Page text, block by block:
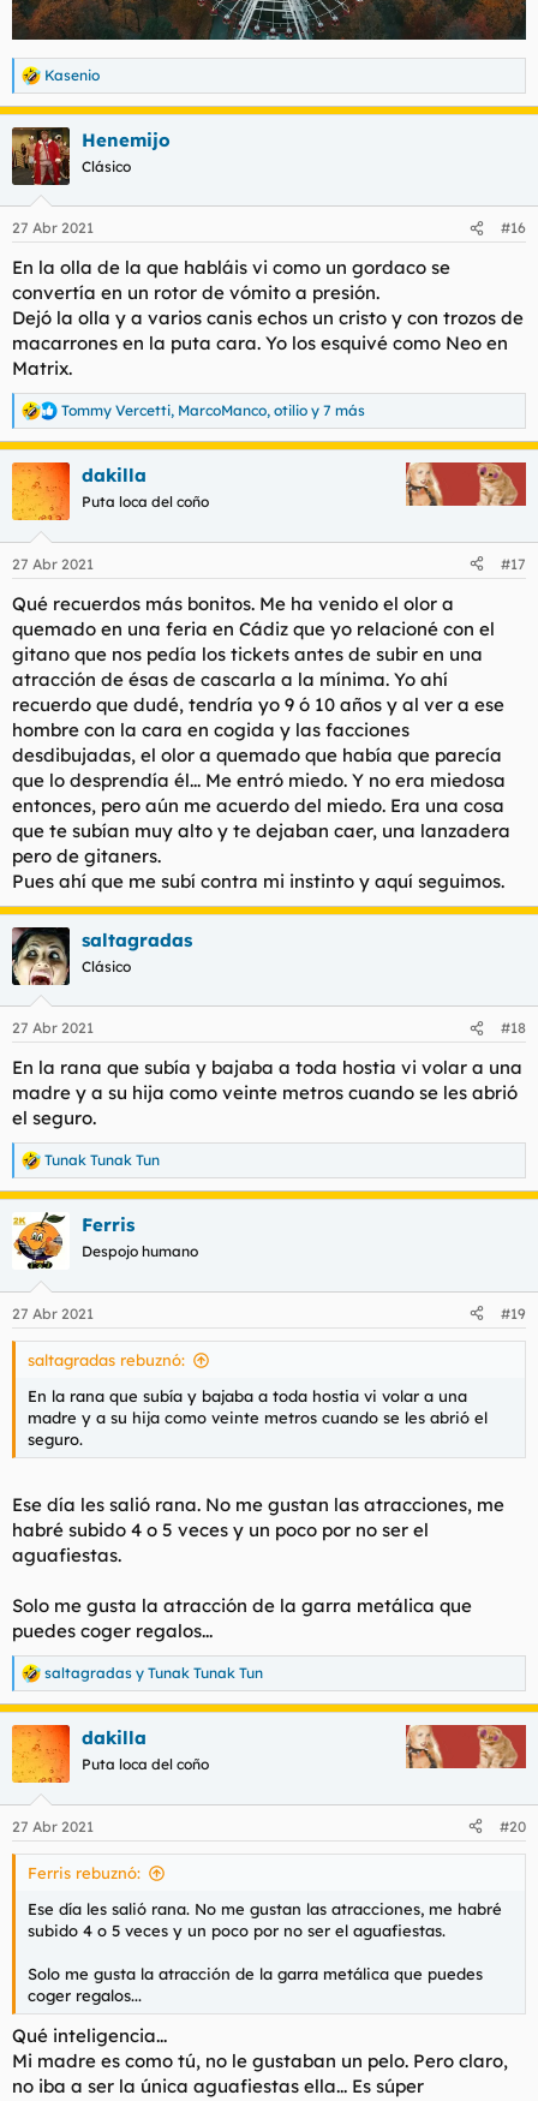
R
e
a
c
c
e
:
Kasenio
Henemijo
Clásico
27 Abr 2021 #16
En la olla de la que habláis vi como un gordaco se
convertía en un rotor de vómito a presión.
Dejó la olla y a varios canis echos un cristo y con trozos de
macarrones en la puta cara. Yo los esquivé como Neo en
Matrix.
R
e
c
c
i
e
:
Tommy Vercetti, MarcoManco, otilio y 7 más
dakilla
Puta loca del coño
27 Abr 2021 #17
Qué recuerdos más bonitos. Me ha venido el olor a
quemado en una feria en Cádiz que yo relacioné con el
gitano que nos pedía los tickets antes de subir en una
atracción de ésas de cascarla a la mínima. Yo ahí
recuerdo que dudé, tendría yo 9 ó 10 años y al ver a ese
hombre con la cara en cogida y las facciones
desdibujadas, el olor a quemado que había que parecía
que lo desprendía él... Me entró miedo. Y no era miedosa
entonces, pero aún me acuerdo del miedo. Era una cosa
que te subían muy alto y te dejaban caer, una lanzadera
pero de gitaners.
Pues ahí que me subí contra mi instinto y aquí seguimos.
saltagradas
Clásico
27 Abr 2021 #18
En la rana que subía y bajaba a toda hostia vi volar a una
madre y a su hija como veinte metros cuando se les abrió
el seguro.
R
e
c
c
e
s
Tunak Tunak Tun
Ferris
Despojo humano
27 Abr 2021 #19
saltagradas rebuznó:
En la rana que subía y bajaba a toda hostia vi volar a una
madre y a su hija como veinte metros cuando se les abrió el
seguro.
Ese día les salió rana. No me gustan las atracciones, me
habré subido 4 o 5 veces y un poco por no ser el
aguafiestas.
Solo me gusta la atracción de la garra metálica que
puedes coger regalos...
R
e
c
c
i
e
s
saltagradas y Tunak Tunak Tun
dakilla
Puta loca del coño
27 Abr 2021 #20
Ferris rebuznó:
Ese día les salió rana. No me gustan las atracciones, me habré
subido 4 o 5 veces y un poco por no ser el aguafiestas.
Solo me gusta la atracción de la garra metálica que puedes
coger regalos...
Qué inteligencia...
Mi madre es como tú, no le gustaban un pelo. Pero claro,
no iba a ser la única aguafiestas ella... Es súper